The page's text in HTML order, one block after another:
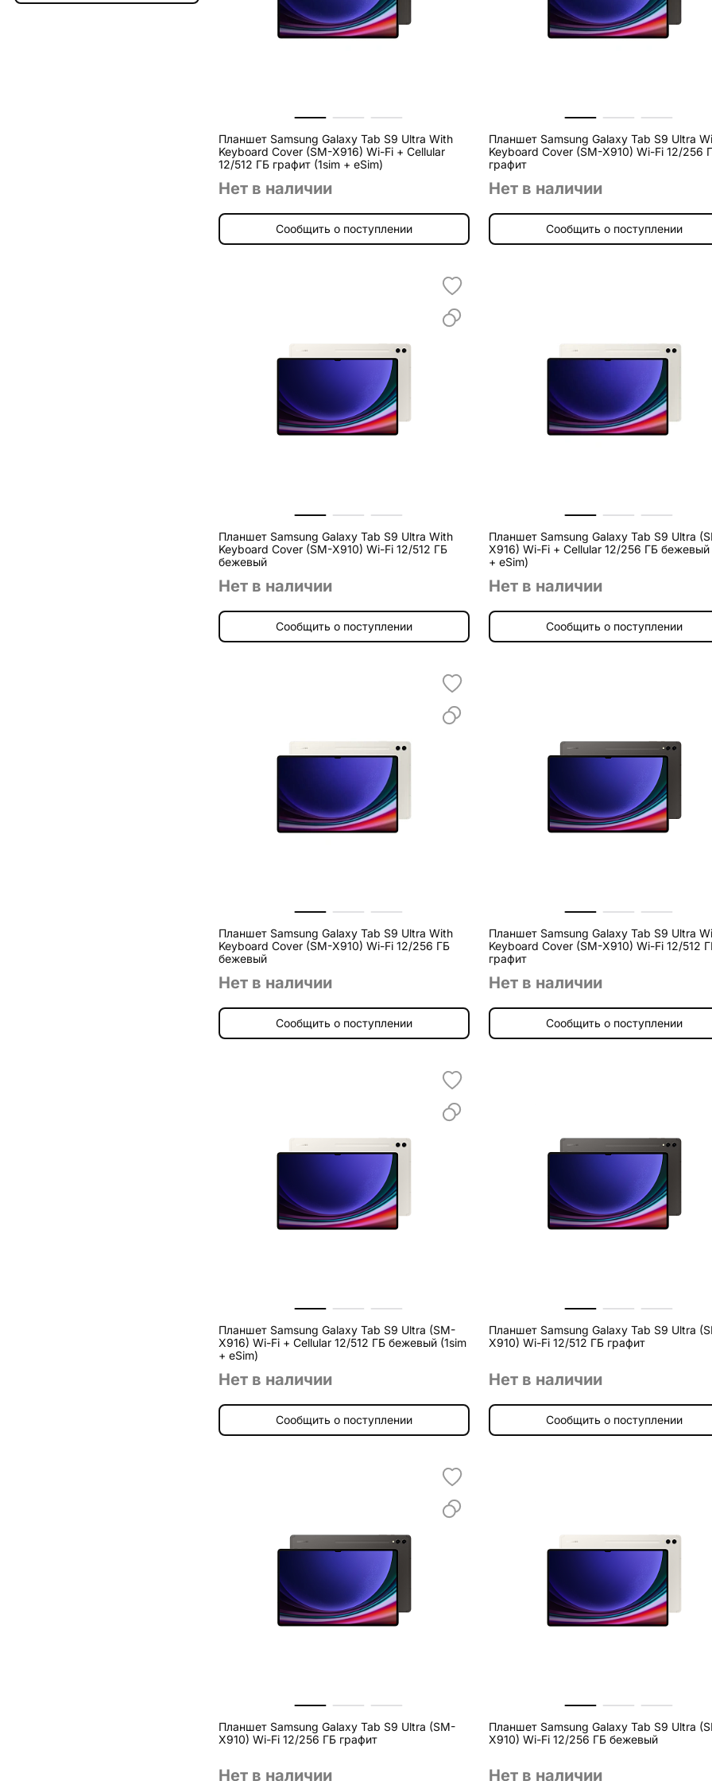
Планшет Samsung Galaxy Tab S9 Ultra With
Keyboard Cover (SM-X916) Wi-Fi + Cellular
12/512 ГБ графит (1sim + eSim)
Нет в наличии
Сообщить о поступлении
Планшет Samsung Galaxy Tab S9 Ultra
Keyboard Cover (SM-X910) Wi-Fi 12/256
графит
Нет в наличии
Сообщить о поступлении
Планшет Samsung Galaxy Tab S9 Ultra With
Keyboard Cover (SM-X910) Wi-Fi 12/512 ГБ
бежевый
Нет в наличии
Сообщить о поступлении
Планшет Samsung Galaxy Tab S9 Ultra
X916) Wi-Fi + Cellular 12/256 ГБ бежевый (1sim
+ eSim)
Нет в наличии
Сообщить о поступлении
Планшет Samsung Galaxy Tab S9 Ultra With
Keyboard Cover (SM-X910) Wi-Fi 12/256 ГБ
бежевый
Нет в наличии
Сообщить о поступлении
Планшет Samsung Galaxy Tab S9 Ultra
Keyboard Cover (SM-X910) Wi-Fi 12/512
графит
Нет в наличии
Сообщить о поступлении
Планшет Samsung Galaxy Tab S9 Ultra (SM-
X916) Wi-Fi + Cellular 12/512 ГБ бежевый (1sim
+ eSim)
Нет в наличии
Сообщить о поступлении
Планшет Samsung Galaxy Tab S9 Ultra
X910) Wi-Fi 12/512 ГБ графит
Нет в наличии
Сообщить о поступлении
Планшет Samsung Galaxy Tab S9 Ultra (SM-
X910) Wi-Fi 12/256 ГБ графит
Нет в наличии
Планшет Samsung Galaxy Tab S9 Ultra
X910) Wi-Fi 12/256 ГБ бежевый
Нет в наличии